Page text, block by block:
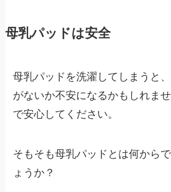
母乳パッドは安全
母乳パッドを洗濯してしまうと
がないか不安になるかもしれま
で安心してください。
そもそも母乳パッドとは何から
ょうか？